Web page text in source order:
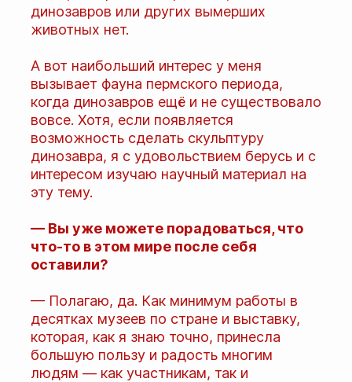
динозавров или других вымерших
животных нет.
А вот наибольший интерес у меня
вызывает фауна пермского периода,
когда динозавров ещё и не существовало
вовсе. Хотя, если появляется
возможность сделать скульптуру
динозавра, я с удовольствием берусь и с
интересом изучаю научный материал на
эту тему.
— Вы уже можете порадоваться, что
что-то в этом мире после себя
оставили?
— Полагаю, да. Как минимум работы в
десятках музеев по стране и выставку,
которая, как я знаю точно, принесла
большую пользу и радость многим
людям — как участникам, так и